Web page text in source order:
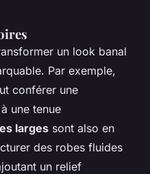
un look banal
Par exemple,
conférer une
une tenue
larges sont also en
des robes fluides
un relief